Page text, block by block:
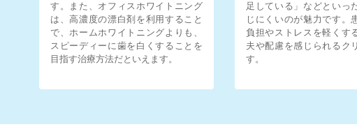
す。また、オフィスホワイトニング
は、高濃度の漂白剤を利用すること
で、ホームホワイトニングよりも、
スピーディーに歯を白くすることを
目指す治療方法だといえます。
足している」などといっ
じにくいのが魅力です。
負担やストレスを軽くす
夫や配慮を感じられるク
す。